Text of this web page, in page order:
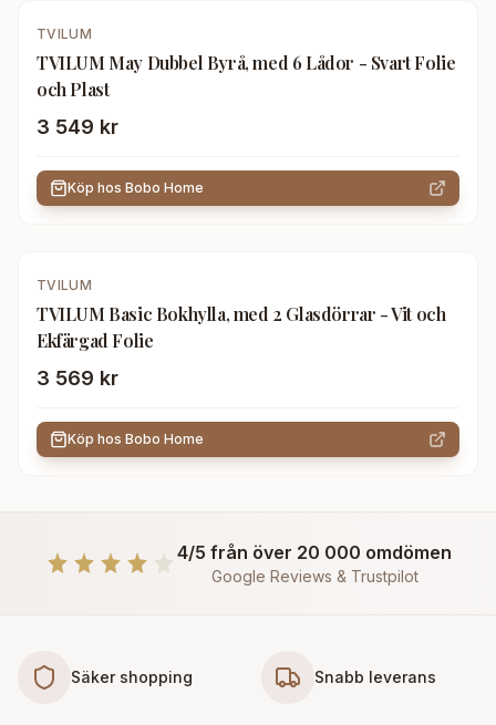
TVILUM
TVILUM May Dubbel Byrå, med 6 Lådor - Svart Folie
och Plast
3 549 kr
Köp hos Bobo Home
TVILUM
TVILUM Basic Bokhylla, med 2 Glasdörrar - Vit och
Ekfärgad Folie
3 569 kr
Köp hos Bobo Home
4/5 från över 20 000 omdömen
Google Reviews & Trustpilot
Säker shopping Snabb leverans